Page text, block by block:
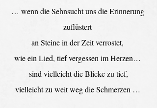
… wenn die Sehnsucht uns die Erinnerung
zuflüstert
an Steine in der Zeit verrostet,
wie ein Lied, tief vergessen im Herzen…
sind vielleicht die Blicke zu tief,
vielleicht zu weit weg die Schmerzen …